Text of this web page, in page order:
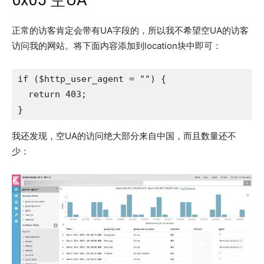
正常的访客肯定会带有UA字段的，所以我不希望空UA的访客
访问我的网站。将下面内容添加到location块中即可：
if ($http_user_agent = "") {
  return 403;
}
我还发现，空UA的访问绝大部分来自中国，而且数量还不
少：